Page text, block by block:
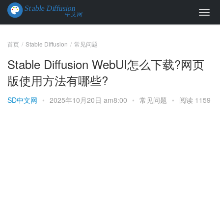
首页 Stable Diffusion 常见问题
Stable Diffusion WebUI怎么下载?网页
版使用方法有哪些?
SD中文网 • 2025年10月20日 am8:00 • 常见问题 • 阅读 1159